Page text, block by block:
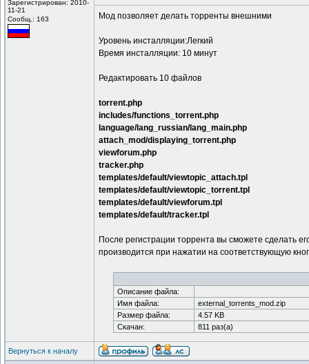
Зарегистрирован: 2010-
11-21
Сообщ.: 163
Мод позволяет делать торренты внешними
Уровень инсталляции:Легкий
Время инсталляции: 10 минут
Редактировать 10 файлов
torrent.php
includes/functions_torrent.php
language/lang_russian/lang_main.php
attach_mod/displaying_torrent.php
viewforum.php
tracker.php
templates/default/viewtopic_attach.tpl
templates/default/viewtopic_torrent.tpl
templates/default/viewforum.tpl
templates/default/tracker.tpl
После регистрации торрента вы сможете сделать
производится при нажатии на соответствующую
Описание файла:
Имя файла:
external_torrents_mod.zip
Размер файла:
4.57 KB
Скачан:
811 раз(а)
Вернуться к началу